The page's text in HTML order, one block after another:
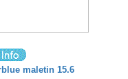
maletin 15.6